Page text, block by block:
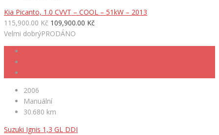
Kia Picanto, 1.0 CVVT – COOL – 51kW – 2013
115,900.00 Kč 109,900.00 Kč
Velmi dobrýPRODÁNO
2006
Manuální
30.680 km
Suzuki Ignis 1,3 GL DDI